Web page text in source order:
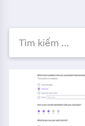
Mẫu
Mẫu biểu phản